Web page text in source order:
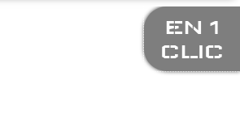
EN 1
CLIC